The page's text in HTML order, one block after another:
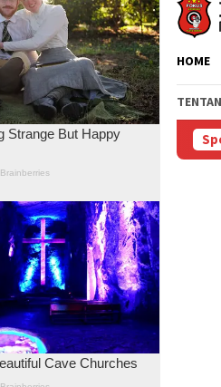
HOME
Aniaya Wartawan, Berujung